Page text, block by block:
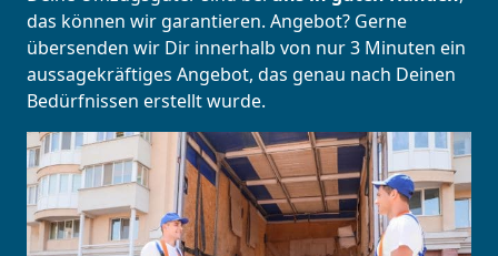
das können wir garantieren. Angebot? Gerne
übersenden wir Dir innerhalb von nur 3 Minuten ein
aussagekräftiges Angebot, das genau nach Deinen
Bedürfnissen erstellt wurde.